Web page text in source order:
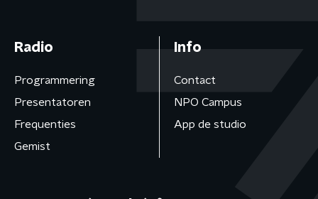
Radio
Programmering
Presentatoren
Frequenties
Gemist
Info
Contact
NPO Campus
App de studio